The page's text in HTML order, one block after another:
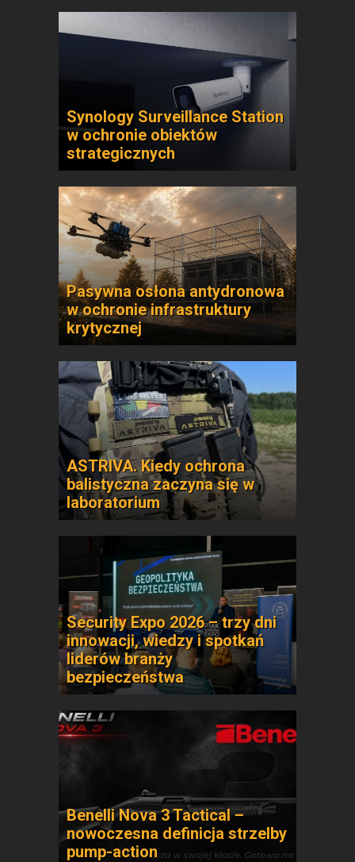
Synology Surveillance Station
w ochronie obiektów
strategicznych
Pasywna osłona antydronowa
w ochronie infrastruktury
krytycznej
ASTRIVA. Kiedy ochrona
balistyczna zaczyna się w
laboratorium
Security Expo 2026 – trzy dni
innowacji, wiedzy i spotkań
liderów branży
bezpieczeństwa
Benelli Nova 3 Tactical –
nowoczesna definicja strzelby
pump-action